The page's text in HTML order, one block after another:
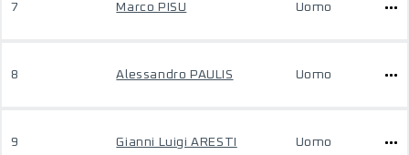
7 Marco PISU Uomo
8 Alessandro PAULIS Uomo
9 Gianni Luigi ARESTI Uomo